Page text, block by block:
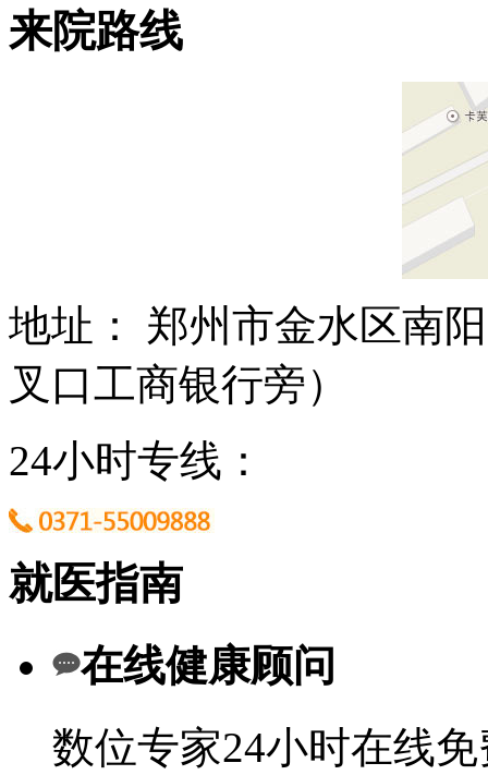
来院路线
地址： 郑州市金水区南
叉口工商银行旁）
24小时专线：
就医指南
在线健康顾问
数位专家24小时在线